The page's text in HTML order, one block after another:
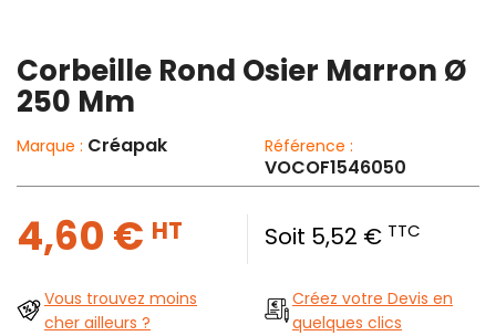
Corbeille Rond Osier Marron Ø
250 Mm
Marque : Créapak Référence :
VOCOF1546050
4,60 € HT Soit 5,52 € TTC
Vous trouvez moins
cher ailleurs ?
Créez votre Devis en
quelques clics